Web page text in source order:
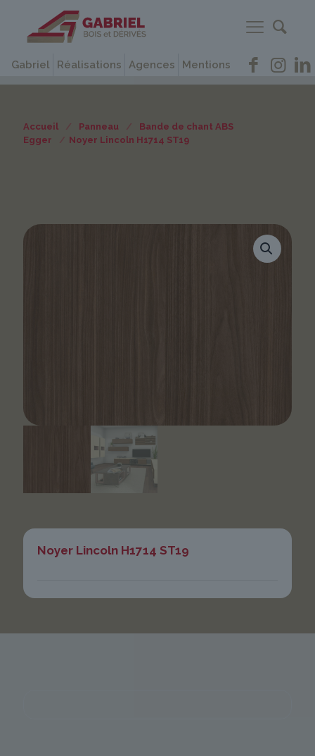
Gabriel Réalisations Agences Mentions
Accueil / Panneau /
Bande de chant ABS
Egger
/ Noyer Lincoln H1714 ST19
Noyer Lincoln H1714 ST19